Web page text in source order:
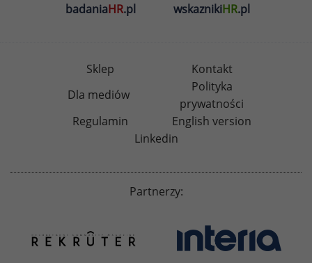
badaniaHR.pl wskaznikiHR.pl
Sklep
Kontakt
Dla mediów
Polityka
prywatności
Regulamin
English version
Linkedin
Partnerzy: